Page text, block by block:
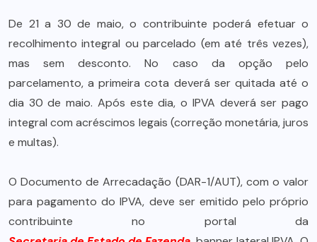
De 21 a 30 de maio, o contribuinte poderá efetuar o
recolhimento integral ou parcelado (em até três vezes),
mas sem desconto. No caso da opção pelo
parcelamento, a primeira cota deverá ser quitada até o
dia 30 de maio. Após este dia, o IPVA deverá ser pago
integral com acréscimos legais (correção monetária, juros
e multas).
O Documento de Arrecadação (DAR-1/AUT), com o valor
para pagamento do IPVA, deve ser emitido pelo próprio
contribuinte no portal da